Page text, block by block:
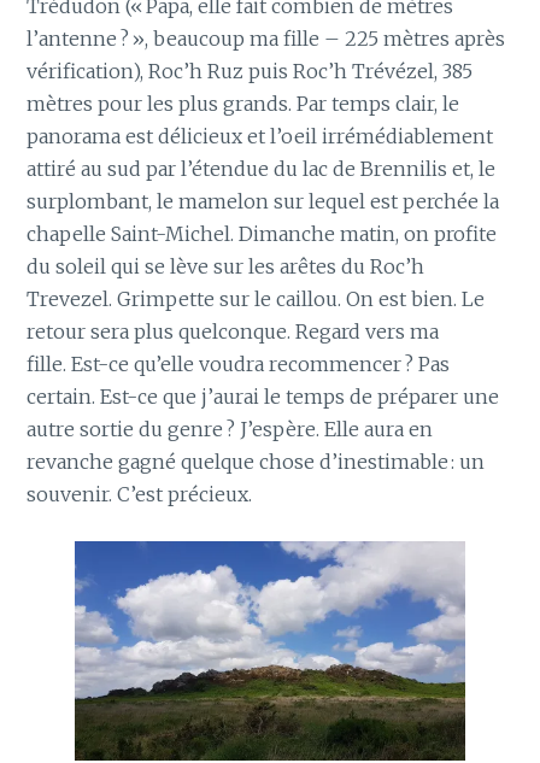
Trédudon (« Papa, elle fait combien de mètres
l’antenne ? », beaucoup ma fille – 225 mètres après
vérification), Roc’h Ruz puis Roc’h Trévézel, 385
mètres pour les plus grands. Par temps clair, le
panorama est délicieux et l’oeil irrémédiablement
attiré au sud par l’étendue du lac de Brennilis et, le
surplombant, le mamelon sur lequel est perchée la
chapelle Saint-Michel. Dimanche matin, on profite
du soleil qui se lève sur les arêtes du Roc’h
Trevezel. Grimpette sur le caillou. On est bien. Le
retour sera plus quelconque. Regard vers ma
fille. Est-ce qu’elle voudra recommencer ? Pas
certain. Est-ce que j’aurai le temps de préparer une
autre sortie du genre ? J’espère. Elle aura en
revanche gagné quelque chose d’inestimable : un
souvenir. C’est précieux.